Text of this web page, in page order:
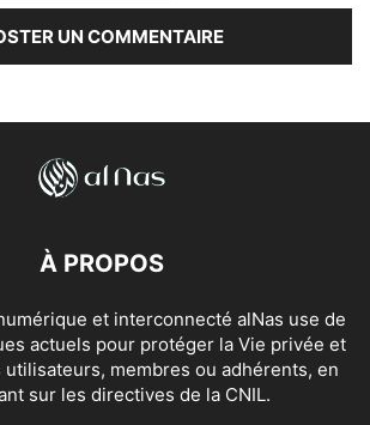
À PROPOS
et interconnecté alNas use de
actuels pour protéger la Vie privée et
membres ou adhérents, en
sur les directives de la CNIL.